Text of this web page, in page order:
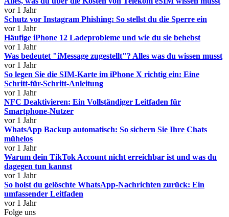
vor 1 Jahr
Schutz vor Instagram Phishing: So stellst du die Sperre ein
vor 1 Jahr
Häufige iPhone 12 Ladeprobleme und wie du sie behebst
vor 1 Jahr
Was bedeutet "iMessage zugestellt"? Alles was du wissen musst
vor 1 Jahr
So legen Sie die SIM-Karte im iPhone X richtig ein: Eine
Schritt-für-Schritt-Anleitung
vor 1 Jahr
NFC Deaktivieren: Ein Vollständiger Leitfaden für
Smartphone-Nutzer
vor 1 Jahr
WhatsApp Backup automatisch: So sichern Sie Ihre Chats
mühelos
vor 1 Jahr
Warum dein TikTok Account nicht erreichbar ist und was du
dagegen tun kannst
vor 1 Jahr
So holst du gelöschte WhatsApp-Nachrichten zurück: Ein
umfassender Leitfaden
vor 1 Jahr
Folge uns